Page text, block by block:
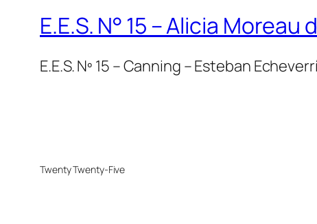
E.E.S. N° 15 – Alicia Moreau
E.E.S. Nº 15 – Canning – Esteban
Twenty Twenty-Five